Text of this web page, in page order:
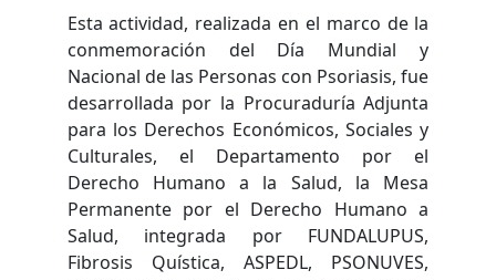
Esta actividad, realizada en el marco de la
conmemoración del Día Mundial y
Nacional de las Personas con Psoriasis, fue
desarrollada por la Procuraduría Adjunta
para los Derechos Económicos, Sociales y
Culturales, el Departamento por el
Derecho Humano a la Salud, la Mesa
Permanente por el Derecho Humano a
Salud, integrada por FUNDALUPUS,
Fibrosis Quística, ASPEDL, PSONUVES,